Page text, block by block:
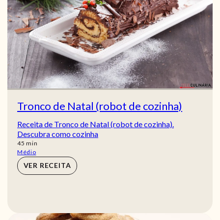
Tronco de Natal (robot de cozinha)
Receita de Tronco de Natal (robot de cozinha).
Descubra como cozinha
45 min
min
Médio
VER RECEITA